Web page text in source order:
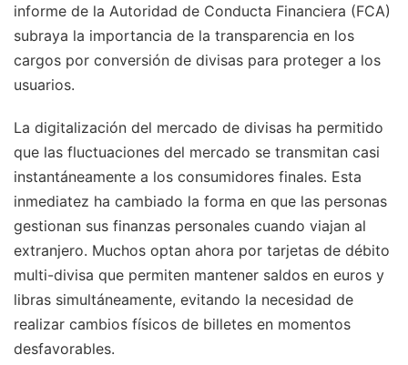
informe de la Autoridad de Conducta Financiera (FCA)
subraya la importancia de la transparencia en los
cargos por conversión de divisas para proteger a los
usuarios.
La digitalización del mercado de divisas ha permitido
que las fluctuaciones del mercado se transmitan casi
instantáneamente a los consumidores finales. Esta
inmediatez ha cambiado la forma en que las personas
gestionan sus finanzas personales cuando viajan al
extranjero. Muchos optan ahora por tarjetas de débito
multi-divisa que permiten mantener saldos en euros y
libras simultáneamente, evitando la necesidad de
realizar cambios físicos de billetes en momentos
desfavorables.